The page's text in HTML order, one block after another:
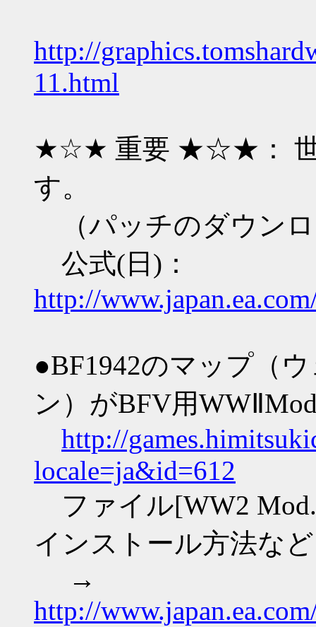
http://
11.html
★☆★ 重要 ★☆★： 世
す。
（パッチのダウン
公式(日)：
http://
●BF1942のマップ（
ン）がBFV用
http://
locale=ja&id=612
ファイル[WW2
インストール方法など
→
http://